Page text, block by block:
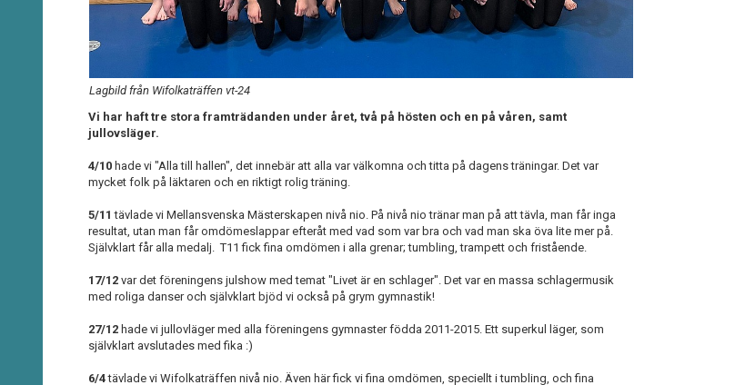
Lagbild från Wifolkaträffen vt-24
Vi har haft tre stora framträdanden under året, två på hösten och en på våren, samt
jullovsläger.
4/10 hade vi "Alla till hallen", det innebär att alla var välkomna och titta på dagens träningar. Det var
mycket folk på läktaren och en riktigt rolig träning.
5/11 tävlade vi Mellansvenska Mästerskapen nivå nio. På nivå nio tränar man på att tävla, man får inga
resultat, utan man får omdömeslappar efteråt med vad som var bra och vad man ska öva lite mer på.
Självklart får alla medalj. T11 fick fina omdömen i alla grenar; tumbling, trampett och fristående.
17/12 var det föreningens julshow med temat "Livet är en schlager". Det var en massa schlagermusik
med roliga danser och självklart bjöd vi också på grym gymnastik!
27/12 hade vi jullovläger med alla föreningens gymnaster födda 2011-2015. Ett superkul läger, som
självklart avslutades med fika :)
6/4tävlade vi Wifolkaträffen nivå nio. Även här fick vi fina omdömen, speciellt i tumbling, och fina